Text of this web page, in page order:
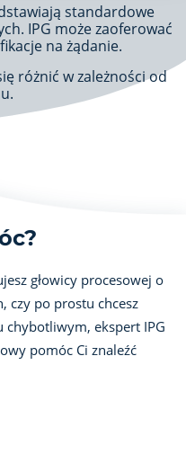
standardowe
IPG może zaoferować
na żądanie.
różnić w zależności od
głowicy procesowej o
czy po prostu chcesz
chybotliwym, ekspert IPG
pomóc Ci znaleźć